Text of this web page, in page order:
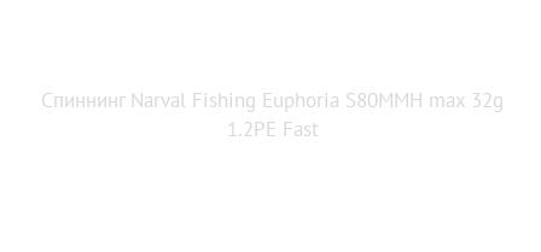
Спиннинг Narval Fishing Euphoria S80MMH max 32g
1.2PE Fast